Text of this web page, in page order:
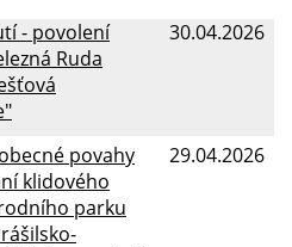
30.04.2026
- povolení
Ruda
29.04.2026
povahy
klidového
parku